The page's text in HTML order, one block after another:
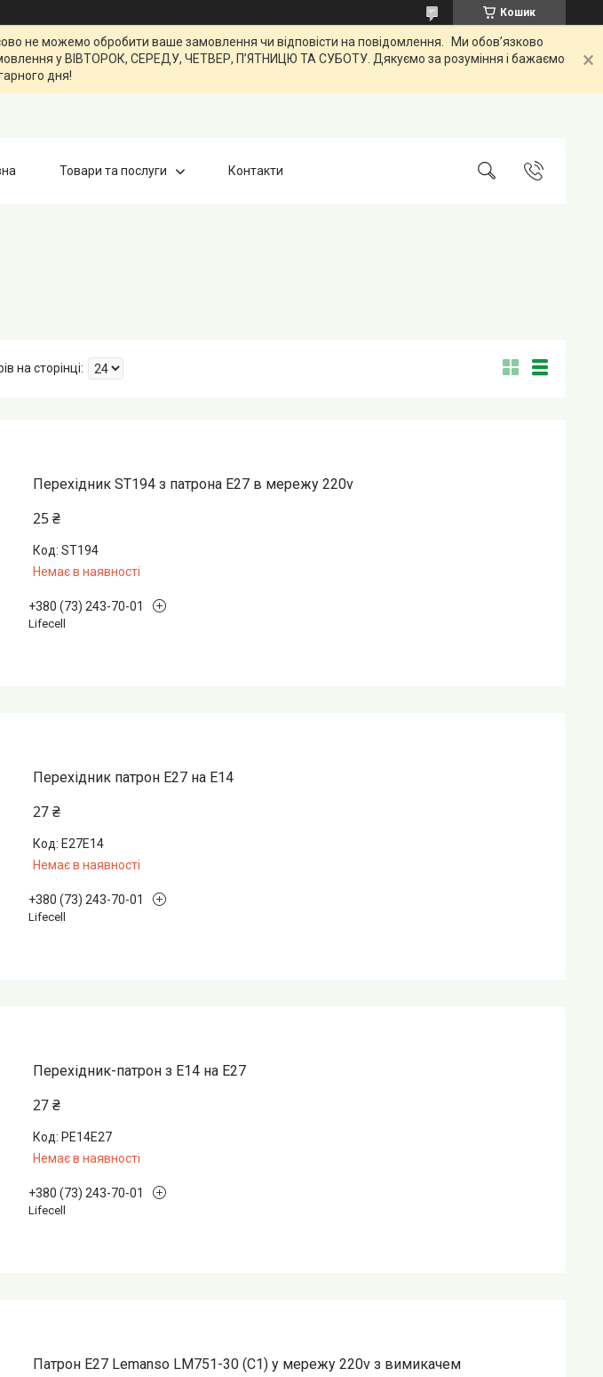
Кошик
можемо обробити ваше замовлення чи відповісти на повідомлення. Ми обов’язково
у ВІВТОРОК, СЕРЕДУ, ЧЕТВЕР, ПʼЯТНИЦЮ ТА СУБОТУ. Дякуємо за розуміння і бажаємо
дня!
Товари та послуги Контакти
Перехідник ST194 з патрона Е27 в мережу 220v
25 ₴
ST194
Немає в наявності
+380 (73) 243-70-01
Lifecell
Перехідник патрон Е27 на E14
27 ₴
E27E14
Немає в наявності
+380 (73) 243-70-01
Lifecell
Перехідник-патрон з Е14 на E27
27 ₴
PE14E27
Немає в наявності
+380 (73) 243-70-01
Lifecell
Патрон Е27 Lemanso LM751-30 (C1) у мережу 220v з вимикачем